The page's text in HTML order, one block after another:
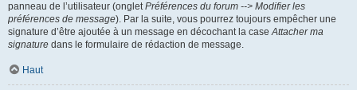
panneau de l’utilisateur (ongletPréférences du forum --> Modifier les
préférences de message). Par la suite, vous pourrez toujours empêcher une
signature d’être ajoutée à un message en décochant la caseAttacher ma
signature dans le formulaire de rédaction de message.
Haut